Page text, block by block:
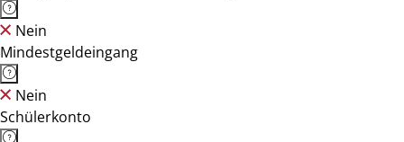
Nein
Mindestgeldeingang
Nein
Schülerkonto